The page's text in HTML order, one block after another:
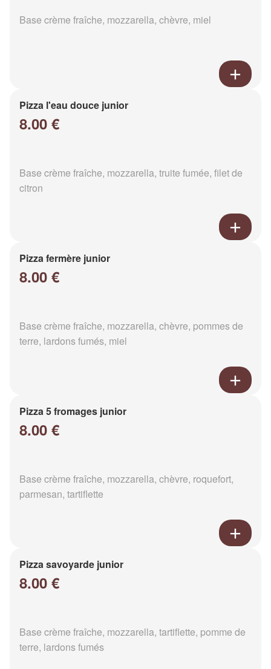
Base crème fraîche, mozzarella, chèvre, miel
Pizza l'eau douce junior
8.00 €
Base crème fraîche, mozzarella, truite fumée, filet de
citron
Pizza fermère junior
8.00 €
Base crème fraîche, mozzarella, chèvre, pommes de
terre, lardons fumés, miel
Pizza 5 fromages junior
8.00 €
Base crème fraîche, mozzarella, chèvre, roquefort,
parmesan, tartiflette
Pizza savoyarde junior
8.00 €
Base crème fraîche, mozzarella, tartiflette, pomme de
terre, lardons fumés